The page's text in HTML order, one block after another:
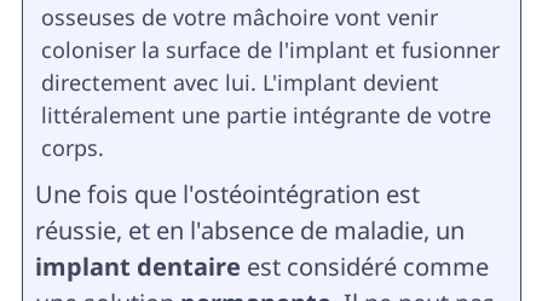
osseuses de votre mâchoire vont venir
coloniser la surface de l'implant et fusionner
directement avec lui. L'implant devient
littéralement une partie intégrante de votre
corps.
Une fois que l'ostéointégration est
réussie, et en l'absence de maladie, un
implant dentaire est considéré comme